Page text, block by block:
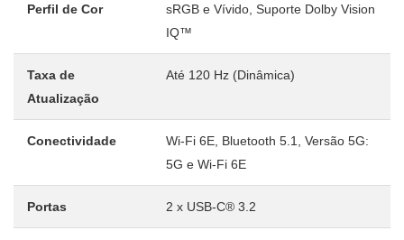
Perfil de Cor
sRGB e Vívido, Suporte Dolby Vision
IQ™
Taxa de
Atualização
Até 120 Hz (Dinâmica)
Conectividade
Wi-Fi 6E, Bluetooth 5.1, Versão 5G:
5G e Wi-Fi 6E
Portas 2 x USB-C® 3.2